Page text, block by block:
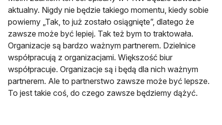
aktualny. Nigdy nie będzie takiego momentu, kiedy sobie
powiemy „Tak, to już zostało osiągnięte”, dlatego że
zawsze może być lepiej. Tak też bym to traktowała.
Organizacje są bardzo ważnym partnerem. Dzielnice
współpracują z organizacjami. Większość biur
współpracuje. Organizacje są i będą dla nich ważnym
partnerem. Ale to partnerstwo zawsze może być lepsze.
To jest takie coś, do czego zawsze będziemy dążyć.